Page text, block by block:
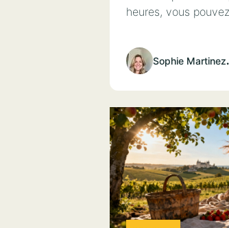
heures, vous
Sophie Martinez.